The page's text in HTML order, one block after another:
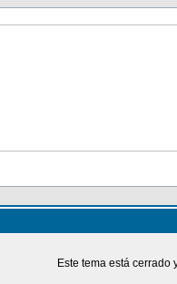
Este tema está